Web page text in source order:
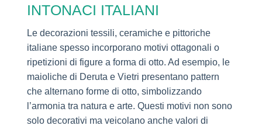
INTONACI ITALIANI
Le decorazioni tessili, ceramiche e pittoriche
italiane spesso incorporano motivi ottagonali o
ripetizioni di figure a forma di otto. Ad esempio, le
maioliche di Deruta e Vietri presentano pattern
che alternano forme di otto, simbolizzando
l’armonia tra natura e arte. Questi motivi non sono
solo decorativi ma veicolano anche valori di